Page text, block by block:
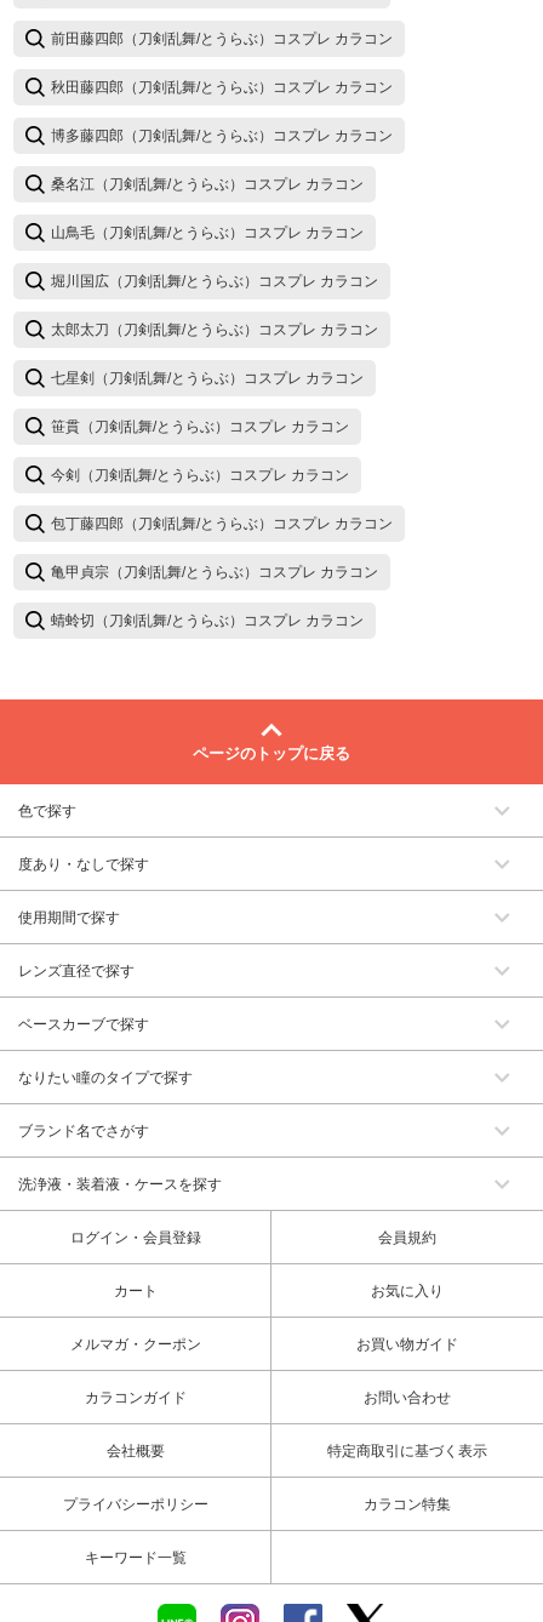
前田藤四郎（刀剣乱舞/とうらぶ）コスプレ カラコン
秋田藤四郎（刀剣乱舞/とうらぶ）コスプレ カラコン
博多藤四郎（刀剣乱舞/とうらぶ）コスプレ カラコン
桑名江（刀剣乱舞/とうらぶ）コスプレ カラコン
山鳥毛（刀剣乱舞/とうらぶ）コスプレ カラコン
堀川国広（刀剣乱舞/とうらぶ）コスプレ カラコン
太郎太刀（刀剣乱舞/とうらぶ）コスプレ カラコン
七星剣（刀剣乱舞/とうらぶ）コスプレ カラコン
笹貫（刀剣乱舞/とうらぶ）コスプレ カラコン
今剣（刀剣乱舞/とうらぶ）コスプレ カラコン
包丁藤四郎（刀剣乱舞/とうらぶ）コスプレ カラコン
亀甲貞宗（刀剣乱舞/とうらぶ）コスプレ カラコン
蜻蛉切（刀剣乱舞/とうらぶ）コスプレ カラコン
ページのトップに戻る
色で探す
度あり・なしで探す
使用期間で探す
レンズ直径で探す
ベースカーブで探す
なりたい瞳のタイプで探す
ブランド名でさがす
洗浄液・装着液・ケースを探す
ログイン・会員登録 会員規約
カート お気に入り
メルマガ・クーポン お買い物ガイド
カラコンガイド お問い合わせ
会社概要 特定商取引に基づく表示
プライバシーポリシー カラコン特集
キーワード一覧